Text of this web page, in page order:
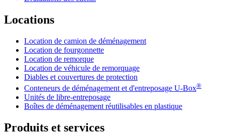
Locations
Location de camion de déménagement
Location de fourgonnette
Location de remorque
Location de véhicule de remorquage
Diables et couvertures de protection
Conteneurs de déménagement et d'entreposage U-Box®
Unités de libre-entreposage
Boîtes de déménagement réutilisables en plastique
Produits et services